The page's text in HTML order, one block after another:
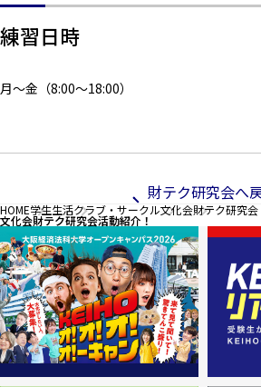
練習日時
月～金（8:00～18:00）
財テク研究会へ
HOME学生生活クラブ・サークル文化会財テク研究会
文化会財テク研究会活動紹介！